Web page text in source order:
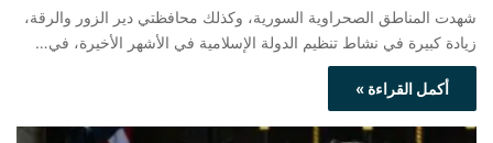
شهدت المناطق الصحراوية السورية، وكذلك محافظتي دير الزور والرقة،
زيادة كبيرة في نشاط تنظيم الدولة الإسلامية في الأشهر الأخيرة، في…
أكمل القراءة »